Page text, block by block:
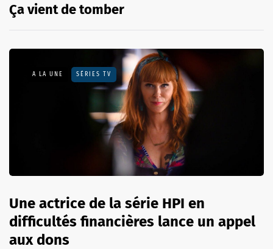
Ça vient de tomber
A LA UNE SÉRIES TV
Une actrice de la série HPI en
difficultés financières lance un appel
aux dons